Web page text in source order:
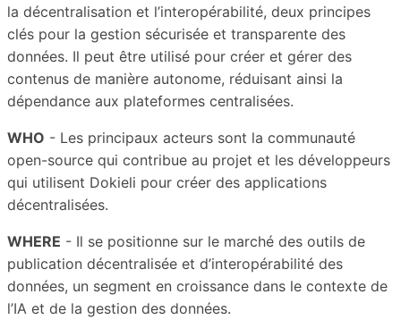
la décentralisation et l’interopérabilité, deux principes
clés pour la gestion sécurisée et transparente des
données. Il peut être utilisé pour créer et gérer des
contenus de manière autonome, réduisant ainsi la
dépendance aux plateformes centralisées.
WHO - Les principaux acteurs sont la communauté
open-source qui contribue au projet et les développeurs
qui utilisent Dokieli pour créer des applications
décentralisées.
WHERE - Il se positionne sur le marché des outils de
publication décentralisée et d’interopérabilité des
données, un segment en croissance dans le contexte de
l’IA et de la gestion des données.